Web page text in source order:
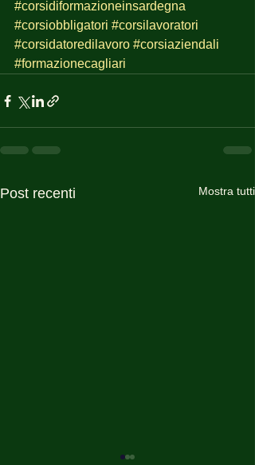
#corsidiformazioneinsardegna
#corsiobbligatori #corsilavoratori
#corsidatoredilavoro #corsiaziendali
#formazionecagliari
Post recenti Mostra tutti